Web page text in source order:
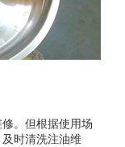
。但根据使用场
时清洗注油维